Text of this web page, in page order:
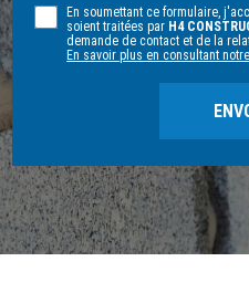
En soumettant ce formulaire,
soient traitées par H4
demande de contact et de la
En savoir plus en consultant